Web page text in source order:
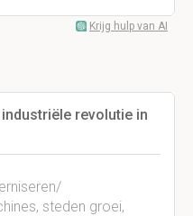
Krijg hulp van AI
revolutie in
steden groei,